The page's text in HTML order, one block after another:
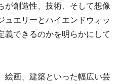
が創造性、技術、そして想像
ュエリーとハイエンドウォッ
義できるのかを明らかにして
絵画、建築といった幅広い芸